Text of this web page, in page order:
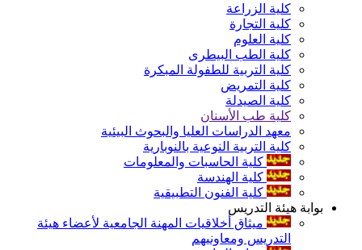
كلية الزراعة
كلية التجارة
كلية العلوم
كلية الطب البيطرى
كلية التربية للطفولة المبكرة
كلية التمريض
كلية الصيدلة
كلية طب الأسنان
معهد الدراسات العليا والبحوث البيئية
كلية التربية النوعية بالنوبارية
كلية الحاسبات والمعلومات
كلية الهندسة
كلية الفنون التطبيقية
بوابة هيئة التدريس
ميثاق أخلاقيات المهنة الجامعية لأعضاء هيئة
التدريس ومعاونيهم